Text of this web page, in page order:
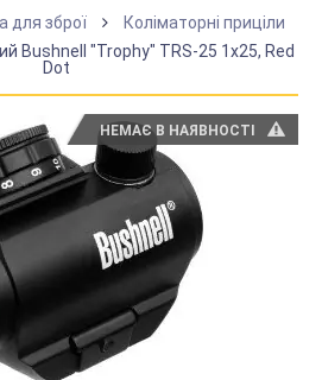
для зброї
Коліматорні приціли
Bushnell "Trophy" TRS-25 1х25, Red
Dot
НЕМАЄ В НАЯВНОСТІ